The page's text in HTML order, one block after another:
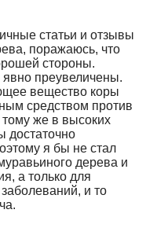
статьи и отзывы
поражаюсь, что
стороны.
преувеличены.
вещество коры
средством против
тому же в высоких
достаточно
я бы не стал
дерева и
а только для
и то